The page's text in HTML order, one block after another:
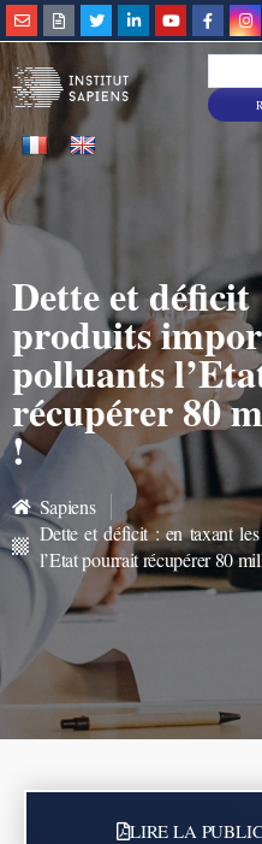
Dette et
produits
polluants
récupérer 80
!
Sapiens
Dette et déficit : en taxant
l’Etat pourrait récupérer 80
LIRE LA